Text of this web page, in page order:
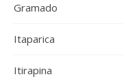
Gramado
Itaparica
Itirapina